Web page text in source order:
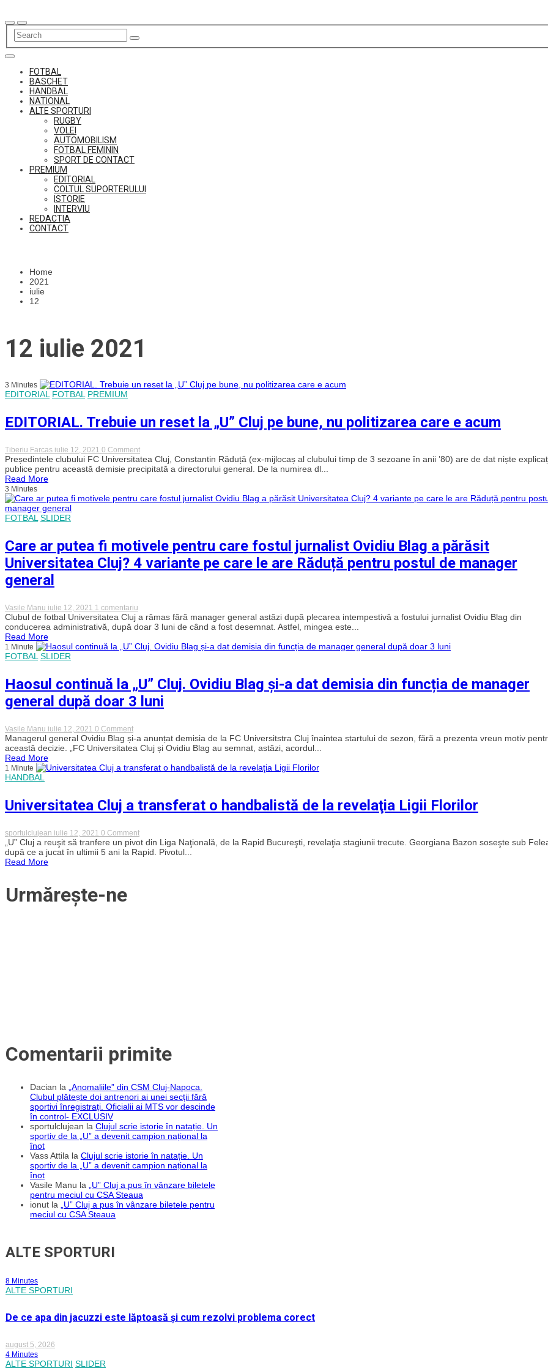
to
content
FOTBAL
BASCHET
HANDBAL
NATIONAL
ALTE SPORTURI
RUGBY
VOLEI
AUTOMOBILISM
FOTBAL FEMININ
SPORT DE CONTACT
PREMIUM
EDITORIAL
COLTUL SUPORTERULUI
ISTORIE
INTERVIU
REDACTIA
CONTACT
Home
2021
iulie
12
12 iulie 2021
3 Minutes
EDITORIAL FOTBAL PREMIUM
EDITORIAL. Trebuie un reset la „U” Cluj pe bune, nu politizarea care e acum
Tiberiu Farcas iulie 12, 2021 0 Commenton
EDITORIAL.
Trebuie
un
„U”
politizarea
care
e
acum
Președintele clubului FC Universitatea Cluj, Constantin Răduță (ex-mijlocaș al clubului timp de 3 sezoane în anii ’80) are de dat niște
publice pentru această demisie precipitată a directorului general. De la numirea dl...
Read More
3 Minutes
FOTBAL SLIDER
Care ar putea fi motivele pentru care fostul jurnalist Ovidiu Blag a părăsit
Universitatea Cluj? 4 variante pe care le are Răduță pentru postul de manager
general
Vasile Manu iulie 12, 2021 1 comentariu
Care
ar
putea
motivele
jurnalist
Ovidiu
Blag
a
Cluj?
4
variante
care
pentru
postul
manager
general
Clubul de fotbal Universitatea Cluj a rămas fără manager general astăzi după plecarea intempestivă a fostului jurnalist Ovidiu Blag din
conducerea administrativă, după doar 3 luni de când a fost desemnat. Astfel, mingea este...
Read More
1 Minute
FOTBAL SLIDER
Haosul continuă la „U” Cluj. Ovidiu Blag și-a dat demisia din funcția de manager
general după doar 3 luni
Vasile Manu iulie 12, 2021 0 Commenton
Haosul
continuă
la
Cluj.
a
dat
din
funcția
de
manager
Managerul general Ovidiu Blag și-a anunțat demisia de la FC Universitstra Cluj înaintea startului de sezon, fără a prezenta vreun motiv
această decizie. „FC Universitatea Cluj și Ovidiu Blag au semnat, astăzi, acordul...
Read More
1 Minute
HANDBAL
Universitatea Cluj a transferat o handbalistă de la revelaţia Ligii Florilor
sportulclujean iulie 12, 2021 0 Commenton
Universitatea
Cluj
a
„U” Cluj a reuşit să tranfere un pivot din Liga Naţională, de la Rapid Bucureşti, revelaţia stagiunii trecute. Georgiana Bazon soseşte sub
după ce a jucat în ultimii 5 ani la Rapid. Pivotul...
Read More
Urmărește-ne
Comentarii primite
Dacian la
„Anomaliile” din CSM Cluj-Napoca.
Clubul plătește doi antrenori ai unei secții fără
sportivi înregistrați. Oficialii ai MTS vor descinde
în control- EXCLUSIV
sportulclujean la Clujul scrie istorie în natație. Un
sportiv de la „U” a devenit campion național la
înot
Vass Attila la Clujul scrie istorie în natație. Un
sportiv de la „U” a devenit campion național la
înot
Vasile Manu la
„U” Cluj a pus în vânzare biletele
pentru meciul cu CSA Steaua
ionut la
„U” Cluj a pus în vânzare biletele pentru
meciul cu CSA Steaua
ALTE SPORTURI
8 Minutes
ALTE SPORTURI
De ce apa din jacuzzi este lăptoasă și cum rezolvi problema corect
august 5, 2026
4 Minutes
ALTE SPORTURI SLIDER